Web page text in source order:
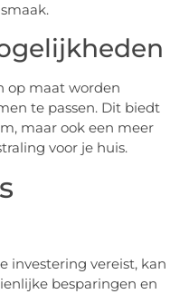
op maat worden
te passen. Dit biedt
maar ook een meer
voor je huis.
investering vereist, kan
besparingen en